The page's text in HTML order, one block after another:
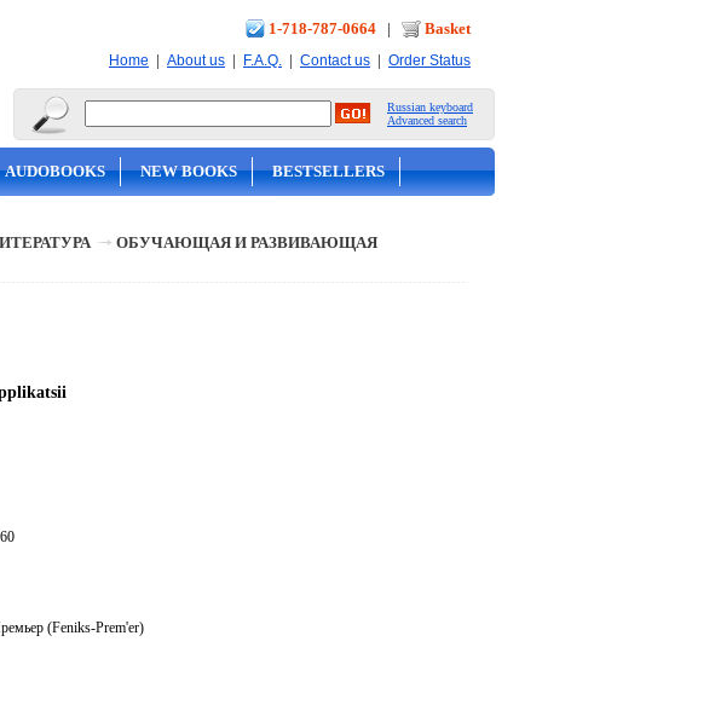
1-718-787-0664 | Basket
Home | About us | F.A.Q. | Contact us | Order Status
Russian keyboard
Advanced search
AUDOBOOKS NEW BOOKS BESTSELLERS
ОБУЧАЮЩАЯ И РАЗВИВАЮЩАЯ
(Feniks-Prem'er)